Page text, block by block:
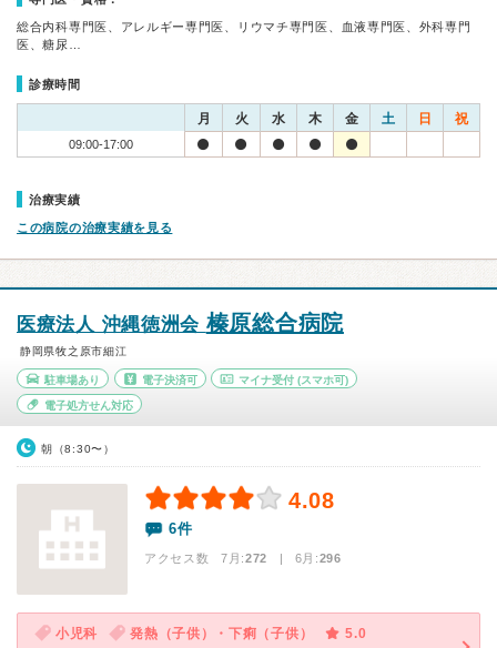
総合内科専門医、アレルギー専門医、リウマチ専門医、血液専門医、外科専門
医、糖尿…
診療時間
月 火 水 木 金 土 日 祝
09:00-17:00
治療実績
この病院の治療実績を見る
医療法人 沖縄徳洲会 榛原総合病院
静岡県牧之原市細江
駐車場あり 電子決済可 マイナ受付 (スマホ可)
電子処方せん対応
朝（8:30〜）
4.08
6件
アクセス数 7月:272 | 6月:296
小児科 発熱（子供）・下痢（子供）
5.0